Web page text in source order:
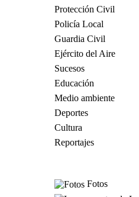
Protección Civil
Policía Local
Guardia Civil
Ejército del Aire
Sucesos
Educación
Medio ambiente
Deportes
Cultura
Reportajes
Fotos